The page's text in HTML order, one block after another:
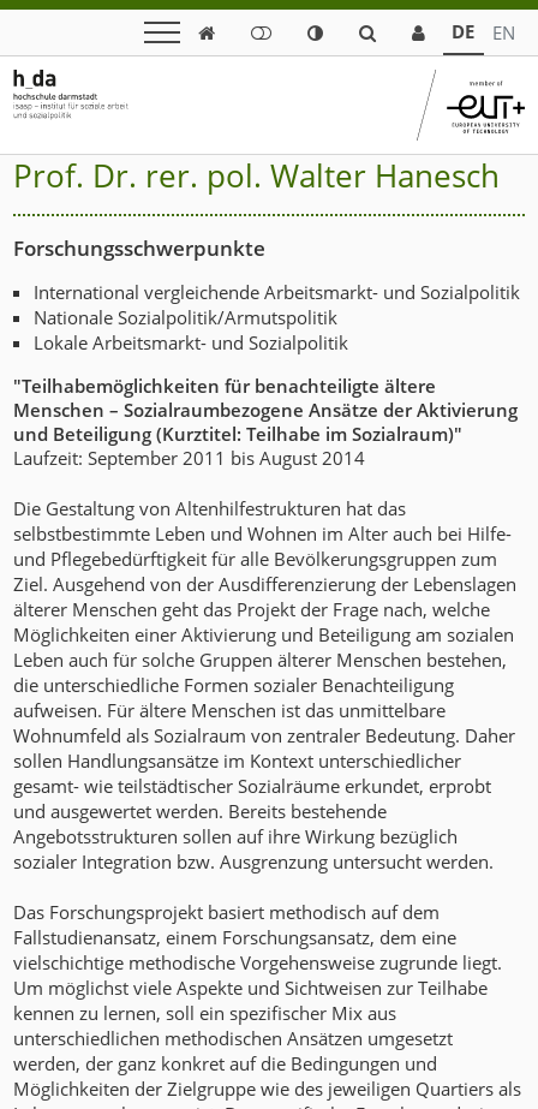
 DE EN
Prof. Dr. rer. pol. Walter Hanesch
Forschungsschwerpunkte
International vergleichende Arbeitsmarkt- und Sozialpolitik
Nationale Sozialpolitik/Armutspolitik
Lokale Arbeitsmarkt- und Sozialpolitik
"Teilhabemöglichkeiten für benachteiligte ältere
Menschen – Sozialraumbezogene Ansätze der Aktivierung
und Beteiligung (Kurztitel: Teilhabe im Sozialraum)"
Laufzeit: September 2011 bis August 2014
Die Gestaltung von Altenhilfestrukturen hat das
selbstbestimmte Leben und Wohnen im Alter auch bei Hilfe-
und Pflegebedürftigkeit für alle Bevölkerungsgruppen zum
Ziel. Ausgehend von der Ausdifferenzierung der Lebenslagen
älterer Menschen geht das Projekt der Frage nach, welche
Möglichkeiten einer Aktivierung und Beteiligung am sozialen
Leben auch für solche Gruppen älterer Menschen bestehen,
die unterschiedliche Formen sozialer Benachteiligung
aufweisen. Für ältere Menschen ist das unmittelbare
Wohnumfeld als Sozialraum von zentraler Bedeutung. Daher
sollen Handlungsansätze im Kontext unterschiedlicher
gesamt- wie teilstädtischer Sozialräume erkundet, erprobt
und ausgewertet werden. Bereits bestehende
Angebotsstrukturen sollen auf ihre Wirkung bezüglich
sozialer Integration bzw. Ausgrenzung untersucht werden.
Das Forschungsprojekt basiert methodisch auf dem
Fallstudienansatz, einem Forschungsansatz, dem eine
vielschichtige methodische Vorgehensweise zugrunde liegt.
Um möglichst viele Aspekte und Sichtweisen zur Teilhabe
kennen zu lernen, soll ein spezifischer Mix aus
unterschiedlichen methodischen Ansätzen umgesetzt
werden, der ganz konkret auf die Bedingungen und
Möglichkeiten der Zielgruppe wie des jeweiligen Quartiers als